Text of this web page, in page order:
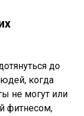
до
когда
не могут или
фитнесом,